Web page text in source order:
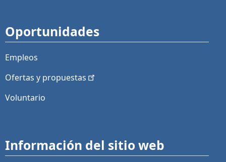
Oportunidades
Empleos
Ofertas y propuestas
Voluntario
Información del sitio web